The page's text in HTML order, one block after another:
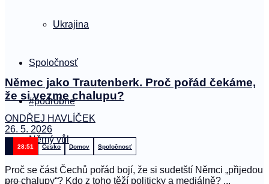
Ukrajina
Spoločnosť
#podrobne
Němý vůl
Němec jako Trautenberk. Proč pořád čekáme,
že si vezme chalupu?
ONDŘEJ HAVLÍČEK
26. 5. 2026
28:51 Česko Domov Spoločnosť
Proč se část Čechů pořád bojí, že si sudetští Němci „přijedou
pro chalupy“? Kdo z toho těží politicky a mediálně? ...